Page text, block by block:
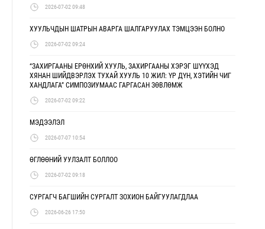
2026-07-02 09:48
ХУУЛЬЧДЫН ШАТРЫН АВАРГА ШАЛГАРУУЛАХ ТЭМЦЭЭН БОЛНО
2026-07-02 09:24
“ЗАХИРГААНЫ ЕРӨНХИЙ ХУУЛЬ, ЗАХИРГААНЫ ХЭРЭГ ШҮҮХЭД
ХЯНАН ШИЙДВЭРЛЭХ ТУХАЙ ХУУЛЬ 10 ЖИЛ: ҮР ДҮН, ХЭТИЙН ЧИГ
ХАНДЛАГА” СИМПОЗИУМААС ГАРГАСАН ЗӨВЛӨМЖ
2026-07-02 09:22
МЭДЭЭЛЭЛ
2026-07-07 10:54
ӨГЛӨӨНИЙ УУЛЗАЛТ БОЛЛОО
2026-07-02 09:18
СУРГАГЧ БАГШИЙН СУРГАЛТ ЗОХИОН БАЙГУУЛАГДЛАА
2026-06-26 17:50